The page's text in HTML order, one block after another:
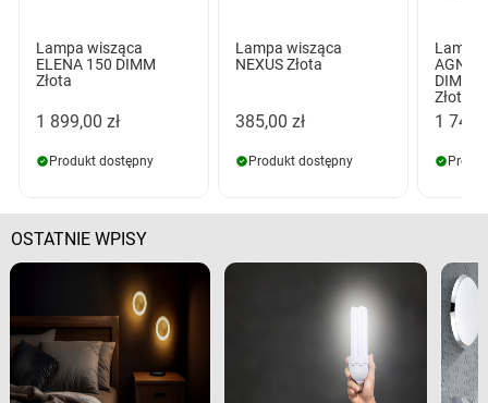
Lampa wisząca
ELENA 150 DIMM
Złota
1 899,00 zł
Produkt dostępny
Lampa wisząca
NEXUS Złota
385,00 zł
Produkt dostępny
Lampa
DIMM
Złota
1
OSTATNIE WPISY